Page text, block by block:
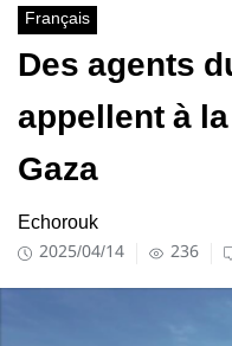
Français
Des agents
appellent à
Gaza
Echorouk
2025/04/14 236